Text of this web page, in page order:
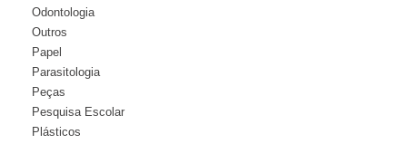
Odontologia
Outros
Papel
Parasitologia
Peças
Pesquisa Escolar
Plásticos